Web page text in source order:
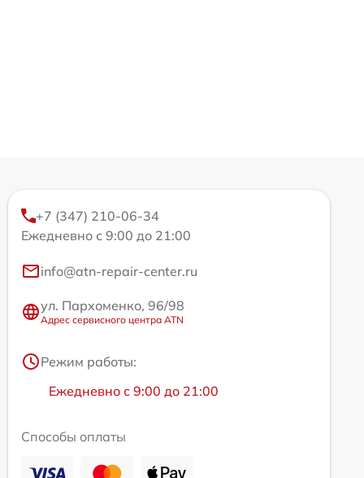
+7 (347) 210-06-34
Ежедневно с 9:00 до 21:00
info@atn-repair-center.ru
ул. Пархоменко, 96/98
Адрес сервисного центра ATN
Режим работы:
Ежедневно с 9:00 до 21:00
Способы оплаты